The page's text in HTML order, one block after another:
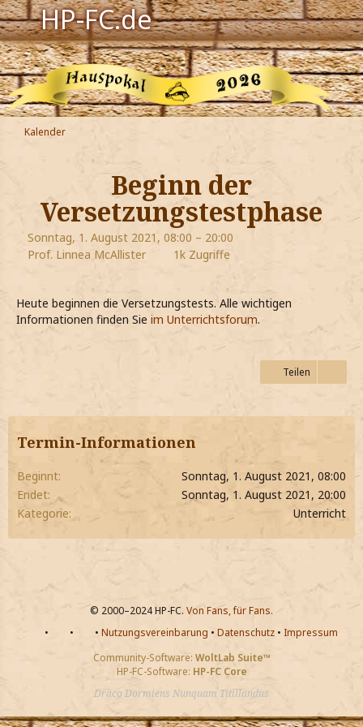
HP-FC.de
Navigation
Harry Potter
Der HP-FC
Hogwarts
Zauberwelt
Willkommen
Jetzt Fanclub-Mitglied werden!
Kalender
Beginn der
Versetzungstestphase
Sonntag, 1. August 2021, 08:00 – 20:00
Prof. Linnea McAllister
1k Zugriffe
Heute beginnen die Versetzungstests. Alle wichtigen
Informationen finden Sie im Unterrichtsforum.
Teilen
Termin-Informationen
Beginnt
Sonntag, 1. August 2021, 08:00
Endet
Sonntag, 1. August 2021, 20:00
Kategorie
Unterricht
© 2000–2024 HP-FC. Von Fans, für Fans.
•
• • Nutzungsvereinbarung • Datenschutz• Impressum
Community-Software: WoltLab Suite™
HP-FC-Software: HP-FC Core
Draco Dormiens Nunquam Titillandus